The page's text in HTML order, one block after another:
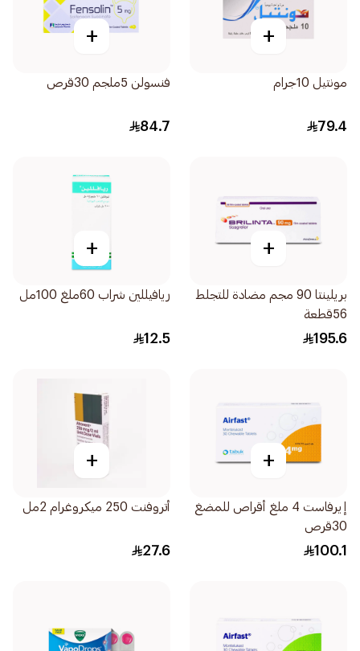
+
مونتيل 10جرام
79.4
+
فنسولن 5ملجم 30قرص
84.7
+
بريلينتا 90 مجم مضادة للتجلط
56قطعة
195.6
+
ريافيللين شراب 60ملغ 100مل
12.5
+
إيرفاست 4 ملغ أقراص للمضغ
30قرص
100.1
+
أتروفنت 250 ميكروغرام 2مل
27.6